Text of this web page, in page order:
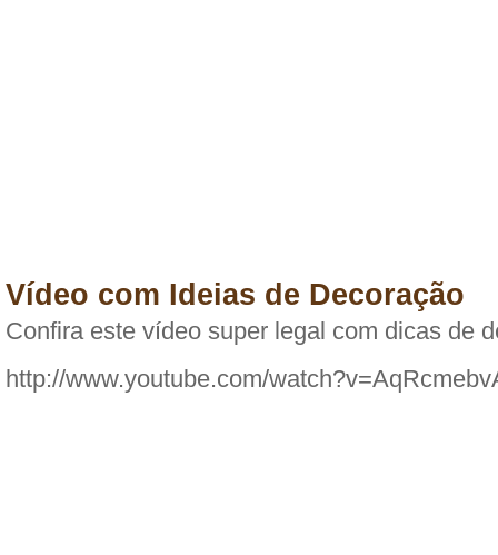
Vídeo com Ideias de Decoração
Confira este vídeo super legal com dicas de
http://www.youtube.com/